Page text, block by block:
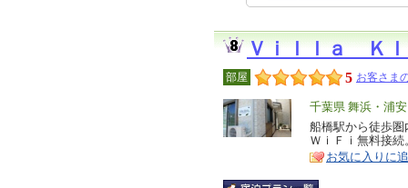
Ｖｉｌｌａ Ｋｌ
部屋 5 お客さま
エ
リ
ア
千葉県 舞浜・浦
特
徴
船橋駅から徒歩
ＷｉＦｉ無料接続
お気に入りに